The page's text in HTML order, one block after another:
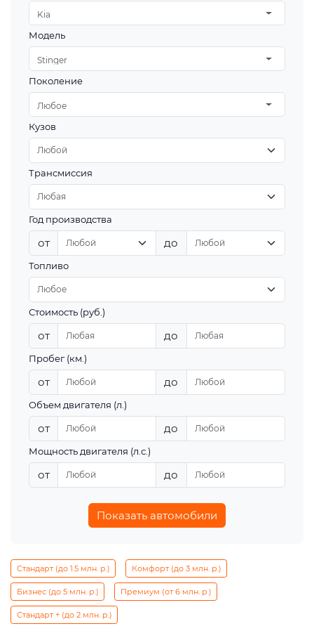
Kia
Модель
Stinger
Поколение
Любое
Кузов
Трансмиссия
Год производства
от до
Топливо
Стоимость (руб.)
от до
Пробег (км.)
от до
Объем двигателя (л.)
от до
Мощность двигателя (л.с.)
от до
Показать автомобили
Стандарт (до 1.5 млн. р.) Комфорт (до 3 млн. р.)
Бизнес (до 5 млн. р.) Премиум (от 6 млн. р.)
Стандарт + (до 2 млн. р.)